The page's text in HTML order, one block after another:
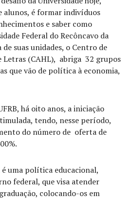
alunos, é formar indivíduos
e saber como
Federal do Recôncavo da
de suas unidades, o Centro de
Letras (CAHL), abriga 32 grupos
que vão de política à economia,
há oito anos, a iniciação
tendo, nesse período,
do número de oferta de
uma política educacional,
federal, que visa atender
colocando-os em